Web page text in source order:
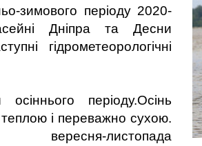
зимового періоду 2020-
Дніпра та Десни
гідрометеорологічні
періоду.Осінь
і переважно сухою.
листопада